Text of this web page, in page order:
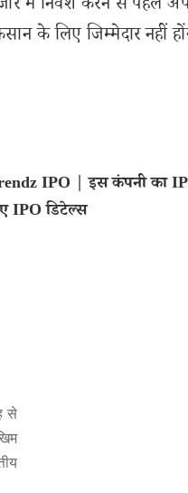
में निवेश करने से पहले
के लिए जिम्मेदार नहीं
IPO | इस कंपनी का
IPO डिटेल्स
से